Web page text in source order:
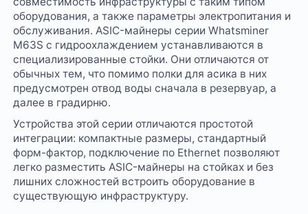
оборудования, а также параметры электропитания и
обслуживания. ASIC-майнеры серии Whatsminer
M63S с гидроохлаждением устанавливаются в
специализированные стойки. Они отличаются от
обычных тем, что помимо полки для асика в них
предусмотрен отвод воды сначала в резервуар, а
далее в градирню.
Устройства этой серии отличаются простотой
интеграции: компактные размеры, стандартный
форм-фактор, подключение по Ethernet позволяют
легко разместить ASIC-майнеры на стойках и без
лишних сложностей встроить оборудование в
существующую инфраструктуру.